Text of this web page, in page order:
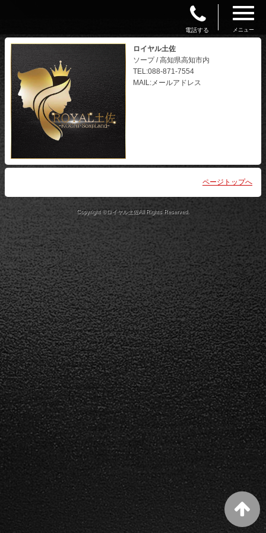
電話する メニュー
ロイヤル土佐
ソープ / 高知県高知市内
TEL:088-871-7554
MAIL:メールアドレス
ページトップへ
Copyright ©ロイヤル土佐All Rights Reserved.